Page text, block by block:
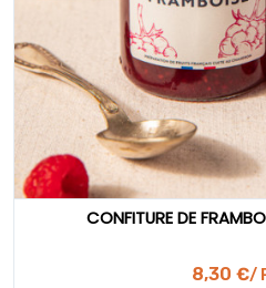
CONFITURE DE
8,30 €/